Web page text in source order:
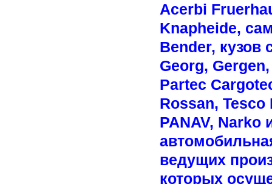
Acerbi
Knapheide,
Bender, кузов
Georg,
Partec
Rossan,
PANAV, Narko
ведущих
которых